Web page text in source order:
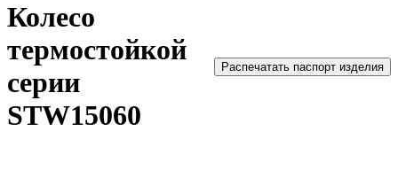
Колесо
термостойкой
серии
STW15060
Распечатать паспорт изделия